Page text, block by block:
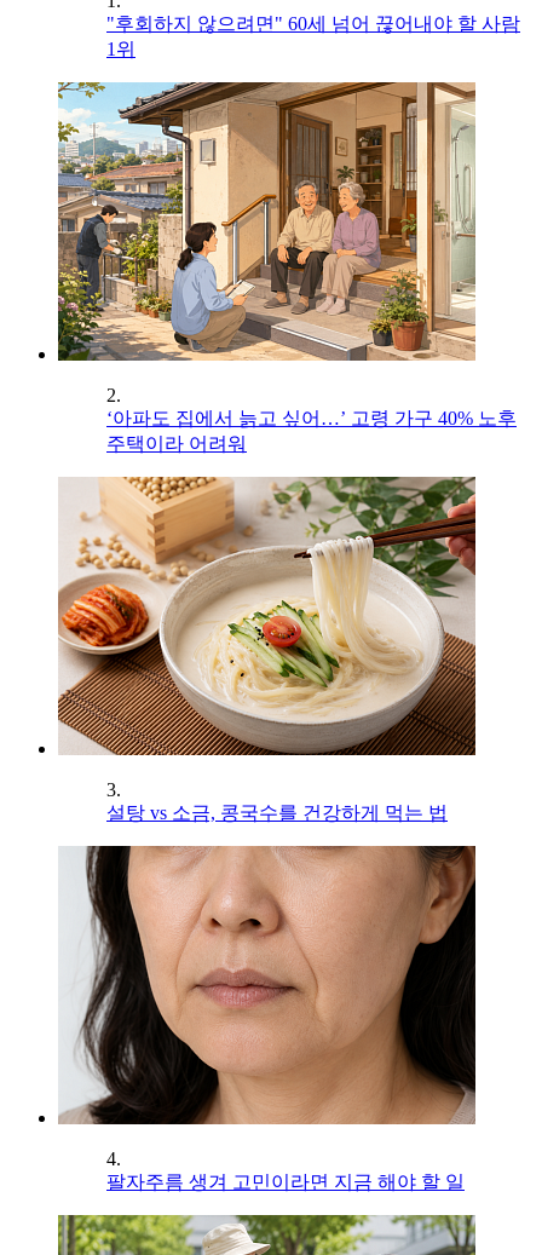
"후회하지 않으려면" 60세 넘어 끊어내야 할 사람
1위
2.
‘아파도 집에서 늙고 싶어…’ 고령 가구 40% 노후
주택이라 어려워
3.
설탕 vs 소금, 콩국수를 건강하게 먹는 법
4.
팔자주름 생겨 고민이라면 지금 해야 할 일